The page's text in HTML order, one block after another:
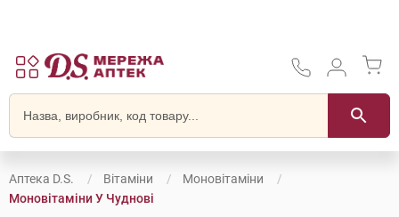
Аптека D.S. Вітаміни
Моновітаміни
Моновітаміни У Чуднові